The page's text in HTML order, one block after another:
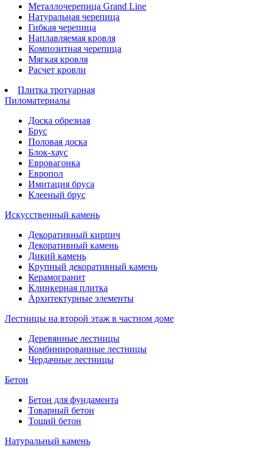
Металлочерепица Grand Line
Натуральная черепица
Гибкая черепица
Наплавляемая кровля
Композитная черепица
Мягкая кровля
Расчет кровли
Плитка тротуарная
Пиломатериалы
Доска обрезная
Брус
Половая доска
Блок-хаус
Евровагонка
Европол
Имитация бруса
Клееный брус
Искусственный камень
Декоративный кирпич
Декоративный камень
Дикий камень
Крупный декоративный камень
Керамогранит
Клинкерная плитка
Архитектурные элементы
Лестницы на второй этаж в частном доме
Деревянные лестницы
Комбинированные лестницы
Чердачные лестницы
Бетон
Бетон для фундамента
Товарный бетон
Тощий бетон
Натуральный камень